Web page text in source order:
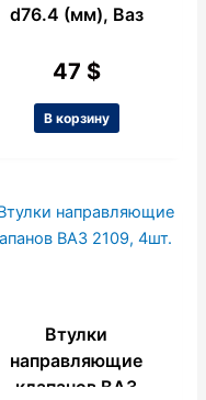
d76.4 (мм), Ваз
47 $
В корзину
Втулки
направляющие
клапанов ВАЗ